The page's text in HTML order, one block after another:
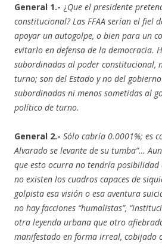
General 1.- ¿Que el presidente
constitucional? Las FFAA serían el fiel
apoyar un autogolpe, o bien para un
evitarlo en defensa de la democracia.
subordinadas al poder constitucional,
turno; son del Estado y no del
subordinadas ni menos sometidas al
político de turno.
General 2.- Sólo cabría 0.0001%; es
Alvarado se levante de su tumba”…
que esto ocurra no tendría posibilidad
no existen los cuadros capaces de
golpista esa visión o esa aventura
no hay facciones “humalistas”,
otra leyenda urbana que otro
manifestado en forma irreal, cobijado